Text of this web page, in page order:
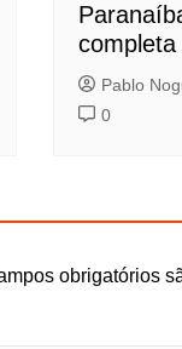
completa
Pablo
0
obrigatórios